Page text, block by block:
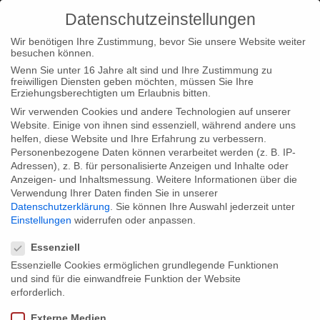
Home Typ|News
“Mord im Hause Medici” –
Erstausstrahlung auf Arte
“Mord im Hause Medici” –
Erstausstrahlung auf Arte
Es ist das größte forensische Projekt aller Zeiten: Eine
internationale Forschergruppe geht den Gerüchten über Intrigen
Datenschutzeinstellungen
Wir benötigen Ihre Zustimmung, bevor Sie unsere Website weiter
besuchen können.
Wenn Sie unter 16 Jahre alt sind und Ihre Zustimmung zu
freiwilligen Diensten geben möchten, müssen Sie Ihre
Erziehungsberechtigten um Erlaubnis bitten.
Wir verwenden Cookies und andere Technologien auf unserer
Website. Einige von ihnen sind essenziell, während andere uns
helfen, diese Website und Ihre Erfahrung zu verbessern.
Personenbezogene Daten können verarbeitet werden (z. B. IP-
Adressen), z. B. für personalisierte Anzeigen und Inhalte oder
Anzeigen- und Inhaltsmessung. Weitere Informationen über die
Verwendung Ihrer Daten finden Sie in unserer
Datenschutzerklärung
Sie können Ihre Auswahl jederzeit unter
Einstellungen widerrufen oder anpassen.
Essenziell
Essenzielle Cookies ermöglichen grundlegende Funktionen
und sind für die einwandfreie Funktion der Website
erforderlich.